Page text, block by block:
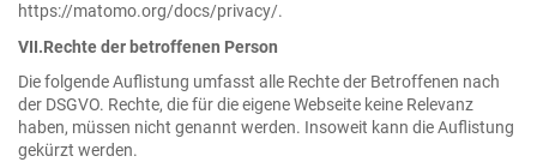
https://matomo.org/docs/privacy/.
VII.Rechte der betroffenen Person
Die folgende Auflistung umfasst alle Rechte der Betroffenen nach
der DSGVO. Rechte, die für die eigene Webseite keine Relevanz
haben, müssen nicht genannt werden. Insoweit kann die Auflistung
gekürzt werden.